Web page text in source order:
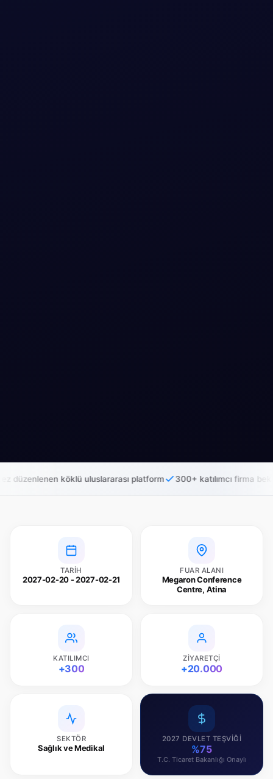
köklü uluslararası platform 300+ katılımcı firma bekleniyor
TARIH
2027-02-20 - 2027-02-21
FUAR ALANI
Megaron Conference
Centre, Atina
KATILIMCI
+300
ZIYARETÇI
+20.000
SEKTÖR
Sağlık ve Medikal
2027 DEVLET TEŞVIĞI
%75
T.C. Ticaret Bakanlığı Onaylı